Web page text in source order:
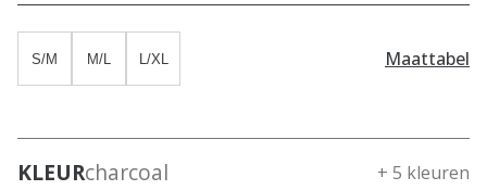
S/M M/L L/XL Maattabel
KLEURcharcoal + 5 kleuren